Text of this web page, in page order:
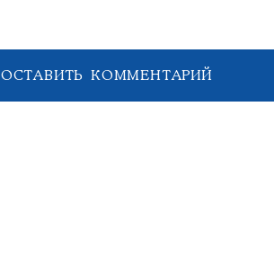
ОСТАВИТЬ КОММЕНТАРИЙ